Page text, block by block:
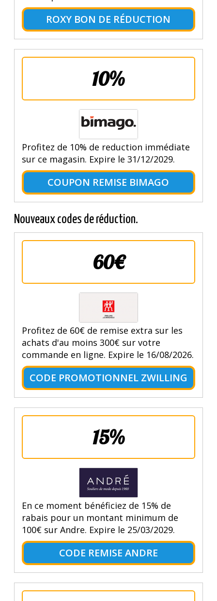
ROXY BON DE RÉDUCTION
10%
Profitez de 10% de reduction immédiate
sur ce magasin. Expire le 31/12/2029.
COUPON REMISE BIMAGO
Nouveaux codes de réduction.
60€
Profitez de 60€ de remise extra sur les
achats d'au moins 300€ sur votre
commande en ligne. Expire le 16/08/2026.
CODE PROMOTIONNEL ZWILLING
15%
En ce moment bénéficiez de 15% de
rabais pour un montant minimum de
100€ sur Andre. Expire le 25/03/2029.
CODE REMISE ANDRE